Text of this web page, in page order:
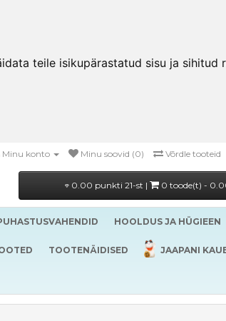
teile isikupärastatud sisu ja sihitud
Minu konto Minu soovid (0) Võrdle tooteid
0.00 punkti 21-st | 0 toode(t) -
HOOLDUS JA HÜGIEEN
TOOTENÄIDISED JAAPANI